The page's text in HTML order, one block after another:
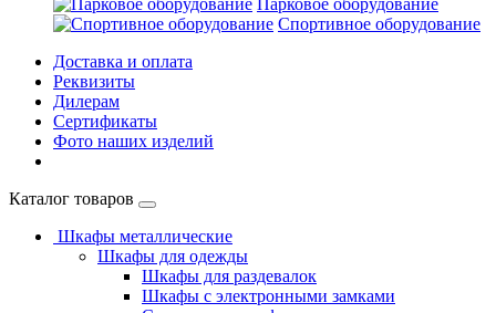
Парковое оборудование
Спортивное оборудование
Доставка и оплата
Реквизиты
Дилерам
Сертификаты
Фото наших изделий
Каталог товаров
Шкафы металлические
Шкафы для одежды
Шкафы для раздевалок
Шкафы с электронными замками